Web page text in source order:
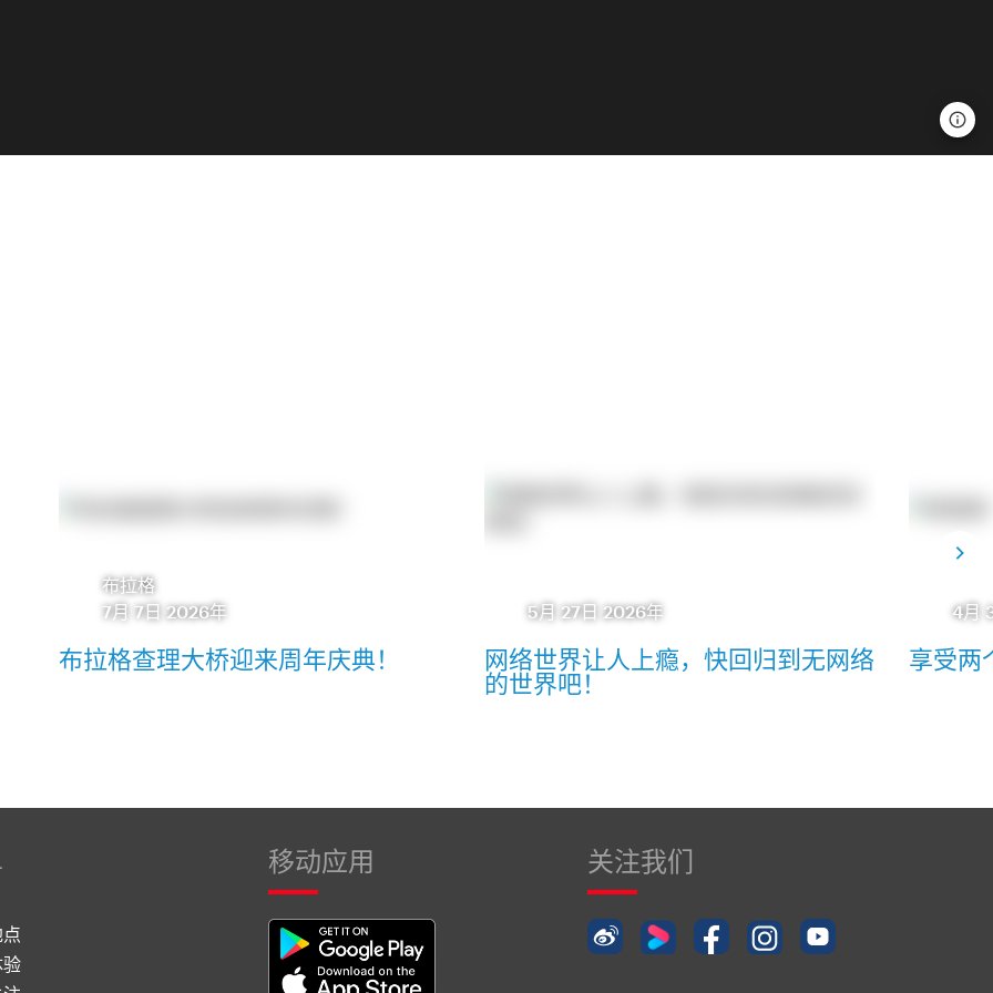
布拉格
7月 7日 2026年
布拉格查理大桥迎来周年庆典！
5月 27日 2026年
网络世界让人上瘾，快回归到无网络
的世界吧！
4月
享受两
移动应用 关注我们